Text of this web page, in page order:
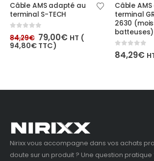
adapté au
€Le
prix
actuel
HT (
Câble AMS adapté au
terminal GREENSTAR
2630 (moissonneuses-
batteuses)
HT (101,15€
Nirixx vous accompagne dans vos achats
doute sur un produit ? Une question pratique